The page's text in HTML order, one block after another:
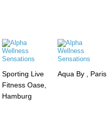
Sporting Live
Fitness Oase,
Hamburg
Aqua By , Paris